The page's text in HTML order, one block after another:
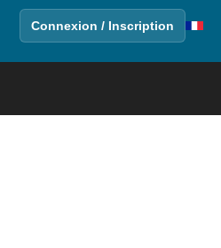
Connexion / Inscription